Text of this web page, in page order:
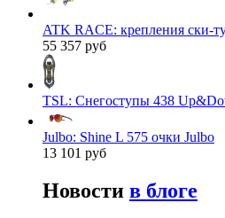
ATK RACE: крепления ски-
55 357 руб
TSL: Снегоступы 438
Julbo: Shine L 575 очки Julbo
13 101 руб
Новости в блоге